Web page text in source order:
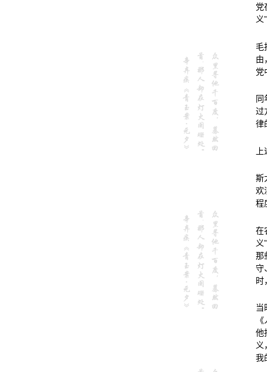
党
义
毛
由
党
同
过
律
斯
欢
程
在
义
那
守
时
当
他
义
我